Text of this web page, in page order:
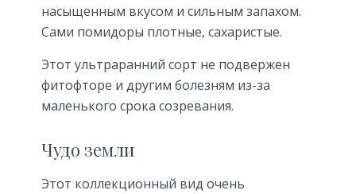
насыщенным вкусом и сильным запахом.
Сами помидоры плотные, сахаристые.
Этот ультраранний сорт не подвержен
фитофторе и другим болезням из-за
маленького срока созревания.
Чудо земли
Этот коллекционный вид очень